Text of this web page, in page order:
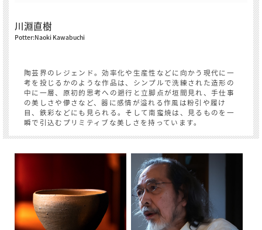
川淵直樹
Potter:Naoki Kawabuchi
陶芸界のレジェンド。効率化や生産性などに向かう現代に一
考を投じるかのような作品は、シンプルで洗練された造形の
中に一層、原初的思考への遡行と立脚点が垣間見れ、手仕事
の美しさや儚さなど、器に感情が溢れる作風は粉引や履け
目、鉄彩などにも見られる。そして南蛮焼は、見るものを一
瞬で引込むプリミティブな美しさを持っています。